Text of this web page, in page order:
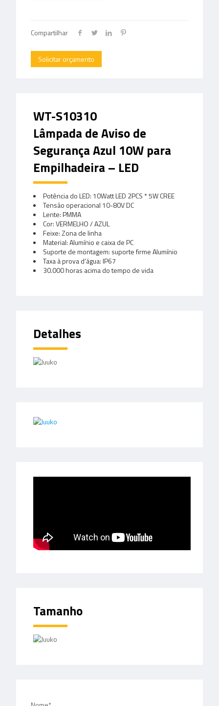
Compartilhar
Solicitar orçamento
WT-S10310
Lâmpada de Aviso de
Segurança Azul 10W para
Empilhadeira – LED
Potência do LED: 10Watt LED 2PCS * 5W CREE
Tensão operacional 10-80V DC
Lente: PMMA
Cor: VERMELHO / AZUL
Feixe: Zona de linha
Material: Alumínio e caixa de PC
Suporte de montagem: suporte firme Alumínio
Taxa à prova d’água: IP67
30.000 horas acima do tempo de vida
Detalhes
Tamanho